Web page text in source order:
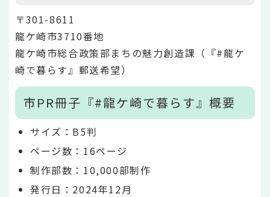
〒301-8611
龍ケ崎市3710番地
龍ケ崎市総合政策部まちの魅力創造課（『#龍ケ
崎で暮らす』郵送希望）
市PR冊子『#龍ケ崎で暮らす』概要
サイズ：B5判
ページ数：16ページ
制作部数：10,000部制作
発行日：2024年12月